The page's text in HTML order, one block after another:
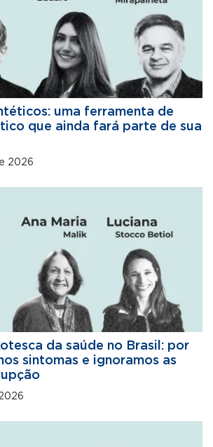
uma ferramenta de
que ainda fará parte de sua
2026
da saúde no Brasil: por
sintomas e ignoramos as